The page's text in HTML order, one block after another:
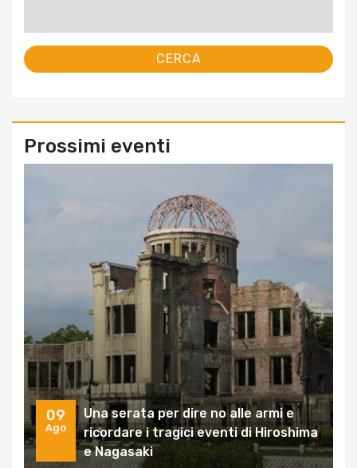
Prossimi eventi
09
Ago
Una serata per dire no alle armi e
ricordare i tragici eventi di Hiroshima
e Nagasaki